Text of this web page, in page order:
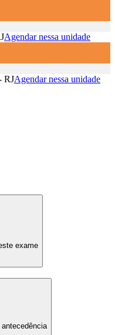
Agendar nessa unidade
RJAgendar nessa unidade
exame